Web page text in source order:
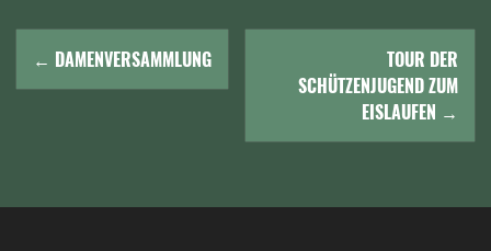
N
a
g
← DAMENVERSAMMLUNG
TOUR DER
SCHÜTZENJUGEND ZUM
EISLAUFEN →